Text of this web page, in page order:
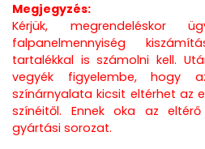
Megjegyzés:
Kérjük, megrendeléskor
falpanelmennyiség
tartalékkal is számolni kell.
vegyék figyelembe, hogy
színárnyalata kicsit eltérhet az
színéitől. Ennek oka az
gyártási sorozat.